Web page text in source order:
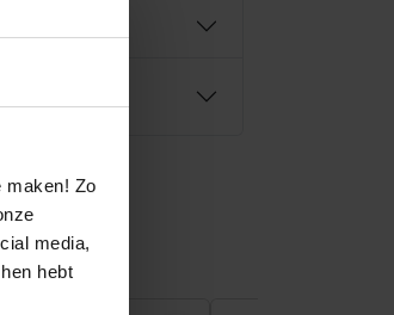
maken! Zo
media,
hebt